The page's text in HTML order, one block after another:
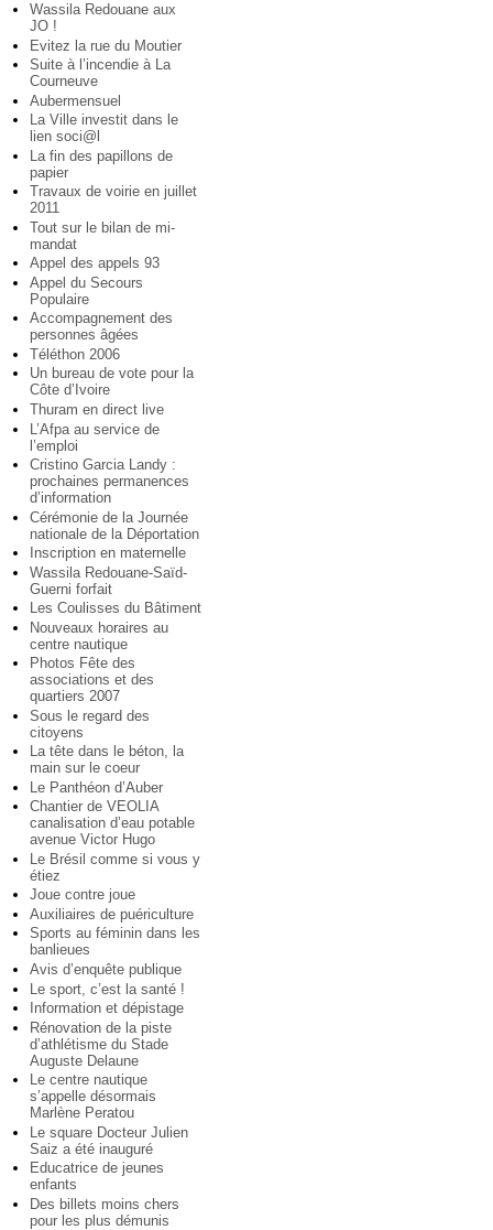
Wassila Redouane aux
JO !
Evitez la rue du Moutier
Suite à l’incendie à La
Courneuve
Aubermensuel
La Ville investit dans le
lien soci@l
La fin des papillons de
papier
Travaux de voirie en juillet
2011
Tout sur le bilan de mi-
mandat
Appel des appels 93
Appel du Secours
Populaire
Accompagnement des
personnes âgées
Téléthon 2006
Un bureau de vote pour la
Côte d’Ivoire
Thuram en direct live
L’Afpa au service de
l’emploi
Cristino Garcia Landy :
prochaines permanences
d’information
Cérémonie de la Journée
nationale de la Déportation
Inscription en maternelle
Wassila Redouane-Saïd-
Guerni forfait
Les Coulisses du Bâtiment
Nouveaux horaires au
centre nautique
Photos Fête des
associations et des
quartiers 2007
Sous le regard des
citoyens
La tête dans le béton, la
main sur le coeur
Le Panthéon d’Auber
Chantier de VEOLIA
canalisation d’eau potable
avenue Victor Hugo
Le Brésil comme si vous y
étiez
Joue contre joue
Auxiliaires de puériculture
Sports au féminin dans les
banlieues
Avis d’enquête publique
Le sport, c’est la santé !
Information et dépistage
Rénovation de la piste
d’athlétisme du Stade
Auguste Delaune
Le centre nautique
s’appelle désormais
Marlène Peratou
Le square Docteur Julien
Saiz a été inauguré
Educatrice de jeunes
enfants
Des billets moins chers
pour les plus démunis